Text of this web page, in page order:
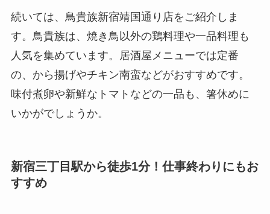
続いては、鳥貴族新宿靖国通り店をご紹介しま
す。鳥貴族は、焼き鳥以外の鶏料理や一品料理も
人気を集めています。居酒屋メニューでは定番
の、から揚げやチキン南蛮などがおすすめです。
味付煮卵や新鮮なトマトなどの一品も、箸休めに
いかがでしょうか。
新宿三丁目駅から徒歩1分！仕事終わりにもお
すすめ